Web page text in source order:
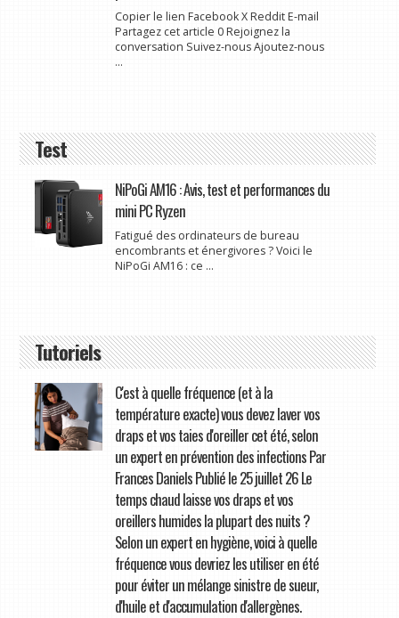
Copier le lien Facebook X Reddit E-mail
Partagez cet article 0 Rejoignez la
conversation Suivez-nous Ajoutez-nous
...
Test
NiPoGi AM16 : Avis, test et performances du
mini PC Ryzen
Fatigué des ordinateurs de bureau
encombrants et énergivores ? Voici le
NiPoGi AM16 : ce ...
Tutoriels
C'est à quelle fréquence (et à la
température exacte) vous devez laver vos
draps et vos taies d'oreiller cet été, selon
un expert en prévention des infections Par
Frances Daniels Publié le 25 juillet 26 Le
temps chaud laisse vos draps et vos
oreillers humides la plupart des nuits ?
Selon un expert en hygiène, voici à quelle
fréquence vous devriez les utiliser en été
pour éviter un mélange sinistre de sueur,
d'huile et d'accumulation d'allergènes.